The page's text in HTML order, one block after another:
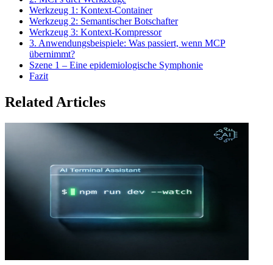
Werkzeug 1: Kontext-Container
Werkzeug 2: Semantischer Botschafter
Werkzeug 3: Kontext-Kompressor
3. Anwendungsbeispiele: Was passiert, wenn MCP
übernimmt?
Szene 1 – Eine epidemiologische Symphonie
Fazit
Related Articles